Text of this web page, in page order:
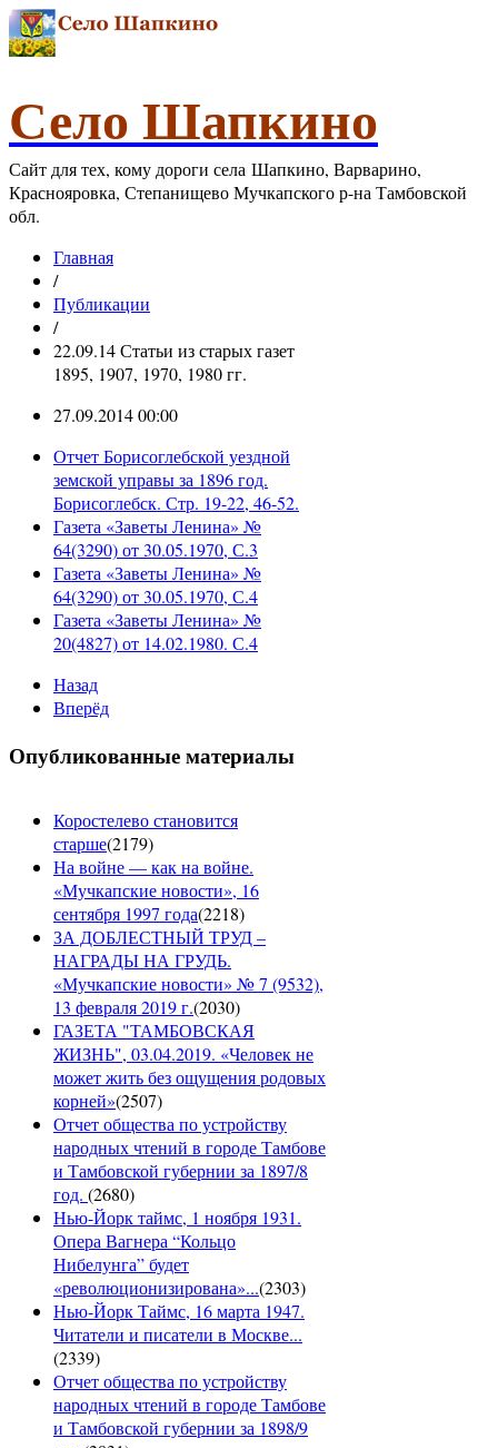
Село Шапкино
Сайт для тех, кому дороги села Шапкино, Варварино,
Краснояровка, Степанищево Мучкапского р-на Тамбовской
обл.
Главная
/
Публикации
/
22.09.14 Статьи из старых газет
1895, 1907, 1970, 1980 гг.
27.09.2014 00:00
Отчет Борисоглебской уездной
земской управы за 1896 год.
Борисоглебск. Стр. 19-22, 46-52.
Газета «Заветы Ленина» №
64(3290) от 30.05.1970, С.3
Газета «Заветы Ленина» №
64(3290) от 30.05.1970, С.4
Газета «Заветы Ленина» №
20(4827) от 14.02.1980. С.4
Назад
Вперёд
Опубликованные материалы
Коростелево становится
старше(2179)
На войне — как на войне.
«Мучкапские новости», 16
сентября 1997 года(2218)
ЗА ДОБЛЕСТНЫЙ ТРУД –
НАГРАДЫ НА ГРУДЬ.
«Мучкапские новости» № 7 (9532),
13 февраля 2019 г.(2030)
ГАЗЕТА "ТАМБОВСКАЯ
ЖИЗНЬ", 03.04.2019. «Человек не
может жить без ощущения родовых
корней»(2507)
Отчет общества по устройству
народных чтений в городе Тамбове
и Тамбовской губернии за 1897/8
год. (2680)
Нью-Йорк таймс, 1 ноября 1931.
Опера Вагнера “Кольцо
Нибелунга” будет
«революционизирована»...(2303)
Нью-Йорк Таймс, 16 марта 1947.
Читатели и писатели в Москве...
(2339)
Отчет общества по устройству
народных чтений в городе Тамбове
и Тамбовской губернии за 1898/9